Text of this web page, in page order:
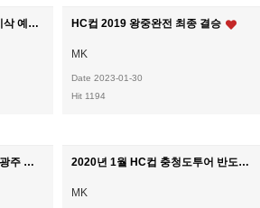
HC컵 2019 왕중왕전 인천 이삭 예선1호 퍼펙트 HC컵 2019 왕중완전 최종 결승
MK
Date 2023-01-30
Hit 1194
2020년 1월 HC컵 광주투어 광주 더원 2020년 1월 HC컵 충청도투어 반도 프라임
MK